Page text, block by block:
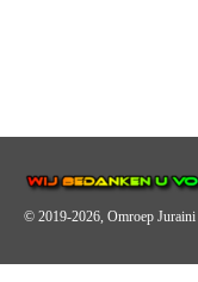
© 2019-2026, Omroep Juraini